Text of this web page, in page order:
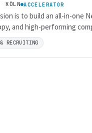
KÖLN ACCELERATOR
is to build an all-in-one
and high-performing
like OKRs, Check-ins
RECRUITING